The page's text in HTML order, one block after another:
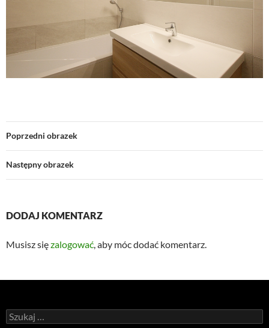
Poprzedni obrazek
Następny obrazek
DODAJ KOMENTARZ
Musisz sięzalogować, aby móc dodać komentarz.
Szukaj: